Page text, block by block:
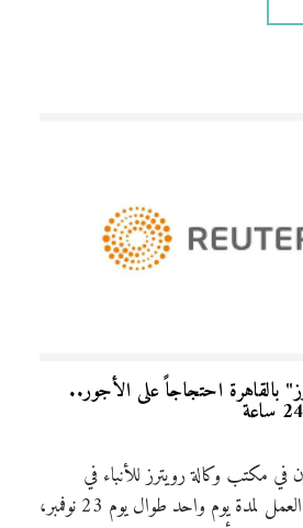
احتجاجاً على الأجور..
مكتب وكالة رويترز للأنباء في
القاهرة في إضراب عن العمل لمدة يوم واحد طوال يوم 23 نوفمبر،